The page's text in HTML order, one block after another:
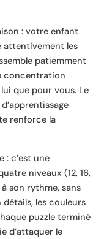
: votre enfant
attentivement les
patiemment
concentration
que pour vous. Le
renforce la
: c’est une
niveaux (12, 16,
son rythme, sans
les couleurs
puzzle terminé
d’attaquer le